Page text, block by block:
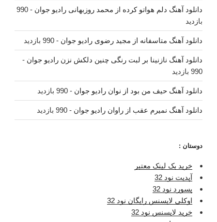
دانلود آهنگ دلم هواتو کرده از محمد روزبهانی رادیو جوان
- 990
بازدید
دانلود آهنگ متاسفانه از مجید رضوی رادیو جوان - 990 بازدید
دانلود آهنگ نازنینا بر لبت رنگی چنین دلکش نزن رادیو جوان -
990 بازدید
دانلود آهنگ حیف من بود از نوان رادیو جوان - 990 بازدید
دانلود آهنگ نمیرم عقب از راوان رادیو جوان - 990 بازدید
دوستان :
خرید بک لینک معتبر
آپدیت نود 32
پسورد نود 32
اوکلی لایسنس رایگان نود 32
خرید لایسنس نود 32